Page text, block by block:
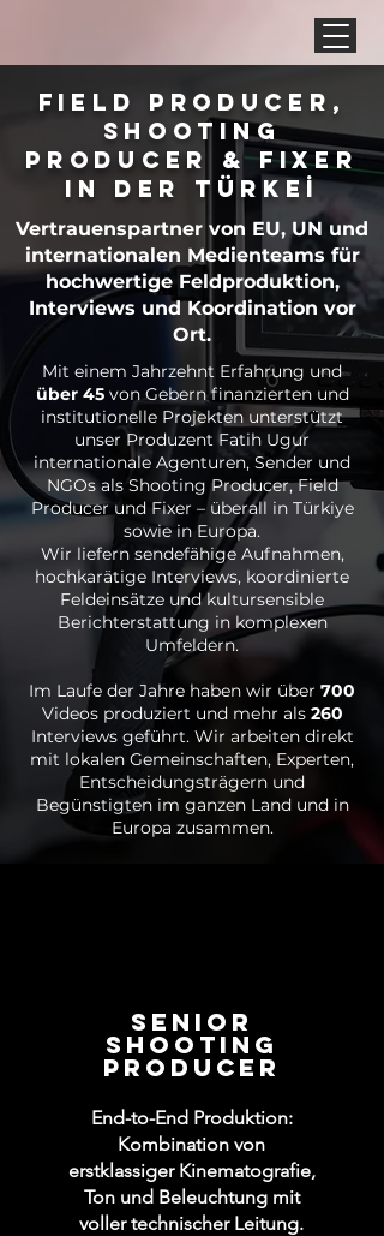
Field Producer,
Shooting
Producer & Fixer
in DER TÜRKEİ
Vertrauenspartner von EU, UN und
internationalen Medienteams für
hochwertige Feldproduktion,
Interviews und Koordination vor
Ort.
Mit einem Jahrzehnt Erfahrung und
über 45von Gebern finanzierten und
institutionelle Projekten unterstützt
unser Produzent Fatih Ugur
internationale Agenturen, Sender und
NGOs als Shooting Producer, Field
Producer und Fixer – überall in Türkiye
sowie in Europa.
Wir liefern sendefähige Aufnahmen,
hochkarätige Interviews, koordinierte
Feldeinsätze und kultursensible
Berichterstattung in komplexen
Umfeldern.
Im Laufe der Jahre haben wir über 700
Videos produziert und mehr als 260
Interviews geführt. Wir arbeiten direkt
mit lokalen Gemeinschaften, Experten,
Entscheidungsträgern und
Begünstigten im ganzen Land und in
Europa zusammen.
Senior
Shooting
Producer
End-to-End Produktion:
Kombination von
erstklassiger Kinematografie,
Ton und Beleuchtung mit
voller technischer Leitung.